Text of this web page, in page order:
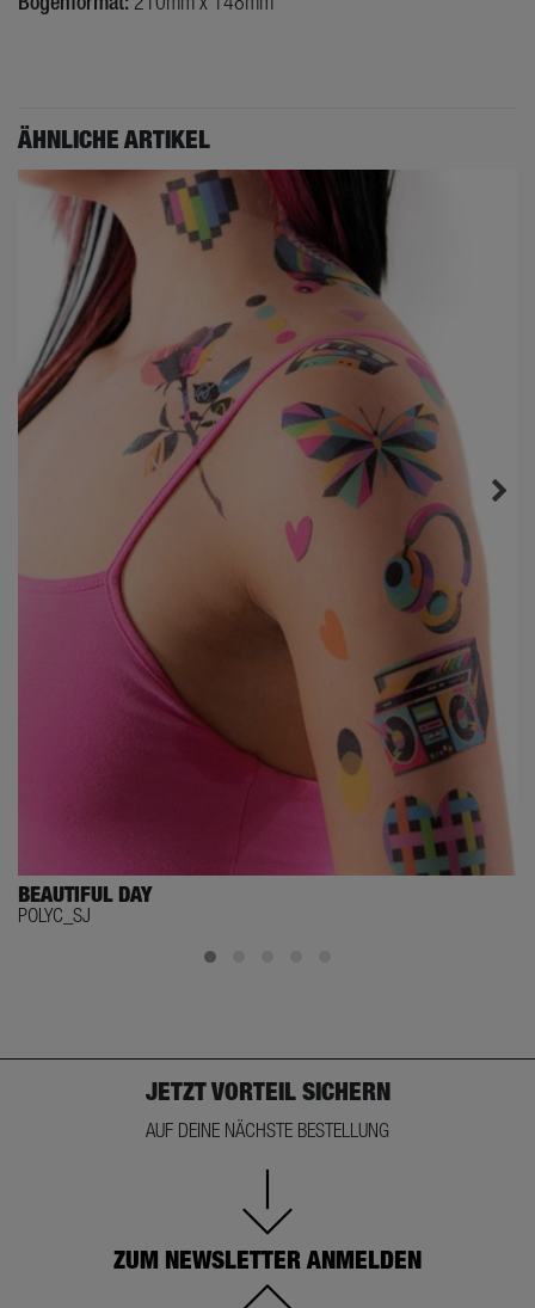
ÄHNLICHE ARTIKEL
BEAUTIFUL DAY
POLYC_SJ
JETZT VORTEIL SICHERN
AUF DEINE NÄCHSTE BESTELLUNG
ZUM NEWSLETTER ANMELDEN